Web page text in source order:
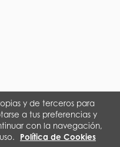
y de terceros para
a tus preferencias y
con la navegación,
Política de Cookies